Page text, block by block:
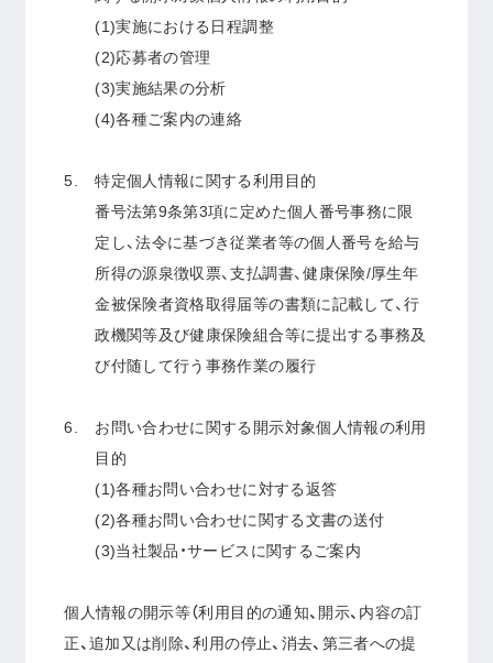
(1)実施における日程調整
(2)応募者の管理
(3)実施結果の分析
(4)各種ご案内の連絡
特定個人情報に関する利用目的
番号法第9条第3項に定めた個人番号事務に限
定し、法令に基づき従業者等の個人番号を給与
所得の源泉徴収票、支払調書、健康保険/厚生年
金被保険者資格取得届等の書類に記載して、行
政機関等及び健康保険組合等に提出する事務及
び付随して行う事務作業の履行
お問い合わせに関する開示対象個人情報の利用
目的
(1)各種お問い合わせに対する返答
(2)各種お問い合わせに関する文書の送付
(3)当社製品・サービスに関するご案内
個人情報の開示等（利用目的の通知、開示、内容の訂
正、追加又は削除、利用の停止、消去、第三者への提